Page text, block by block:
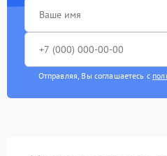
Отправляя, Вы соглашаетесь с